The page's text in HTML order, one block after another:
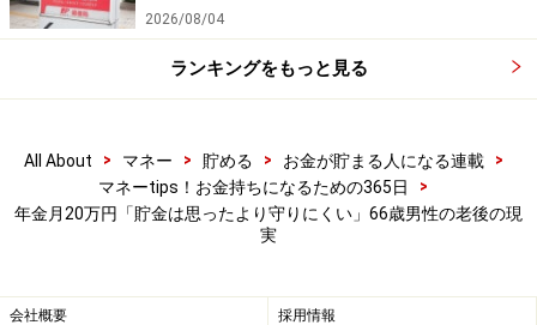
「年金生活と貯金」に関するエピソードを
ードをお寄せください。投稿はこちらから
ーーーーーーーーーーーーーーーー
※本文中のコメントは、投稿内容をもとに読みやすく再
※エピソードは投稿者の当時のものです
2026/08/04
ランキングをもっと見る
All About > マネー > 貯める > お金が貯まる人になる連載
>
マネーtips！お金持ちになるための365日
>
年金月20万円「貯金は思ったより守りにくい」66歳男性の老後の現
実
会社概要 採用情報